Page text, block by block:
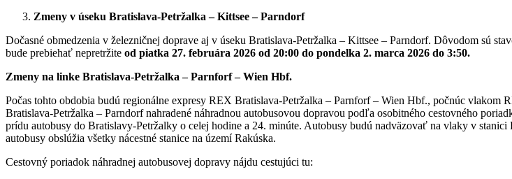
Zmeny v úseku Bratislava-Petržalka – Kittsee – Parndorf
Dočasné obmedzenia v železničnej doprave aj v úseku Bratislava-Petržalka – Kittsee – Parndorf. Dôvodom sú
bude prebiehať nepretržite od piatka 27. februára 2026 od 20:00 do pondelka 2. marca 2026 do 3:50.
Zmeny na linke Bratislava-Petržalka – Parnforf – Wien Hbf.
Počas tohto obdobia budú regionálne expresy REX Bratislava-Petržalka – Parnforf – Wien Hbf., počnúc
Bratislava-Petržalka – Parndorf nahradené náhradnou autobusovou dopravou podľa osobitného cestovného
prídu autobusy do Bratislavy-Petržalky o celej hodine a 24. minúte. Autobusy budú nadväzovať na vlaky v
autobusy obslúžia všetky nácestné stanice na území Rakúska.
Cestovný poriadok náhradnej autobusovej dopravy nájdu cestujúci tu: